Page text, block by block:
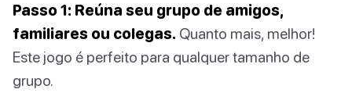
Passo 1: Reúna seu grupo de amigos,
familiares ou colegas. Quanto mais, melhor!
Este jogo é perfeito para qualquer tamanho de
grupo.